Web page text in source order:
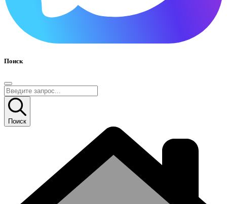
Поиск
Поиск